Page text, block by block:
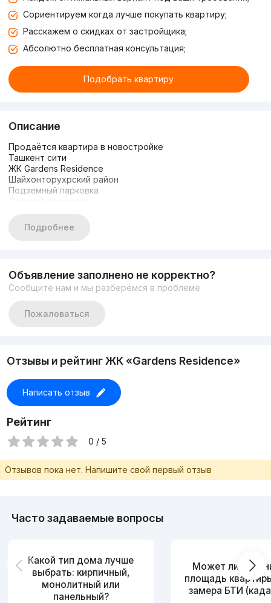
Сориентируем когда лучше покупать квартиру;
Расскажем о скидках от застройщика;
Абсолютно бесплатная консультация;
Подобрать квартиру
Описание
Продаётся квартира в новостройке
Ташкент сити
ЖК Gardens Residence
Шайхонторухрский район
Подземный парковка
Детский площадка
Закрытый двор, охрана 24/7
3/1/8, 91м2, + 30м2 терраса
Тел +998908118991
Тел +998908218444
Подробнее
Объявление заполнено не корректно?
Сообщите нам и мы разберёмся в проблеме
Пожаловаться
Отзывы и рейтинг ЖК «Gardens Residence»
Написать отзыв
Рейтинг
0 / 5
Отзывов пока нет. Напишите свой первый отзыв
Часто задаваемые вопросы
Какой тип дома лучше
выбрать: кирпичный,
монолитный или
панельный?
Может ли
площадь
замера БТИ